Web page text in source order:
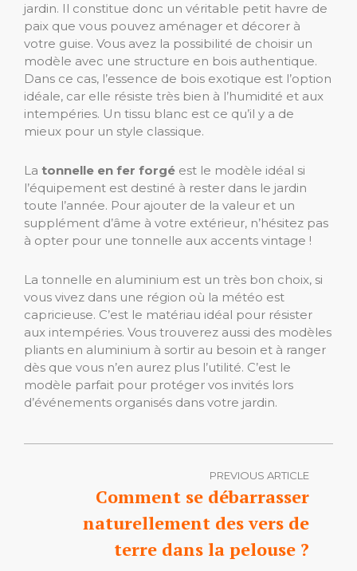
jardin. Il constitue donc un véritable petit havre de
paix que vous pouvez aménager et décorer à
votre guise. Vous avez la possibilité de choisir un
modèle avec une structure en bois authentique.
Dans ce cas, l’essence de bois exotique est l’option
idéale, car elle résiste très bien à l’humidité et aux
intempéries. Un tissu blanc est ce qu’il y a de
mieux pour un style classique.
La tonnelle en fer forgé est le modèle idéal si
l’équipement est destiné à rester dans le jardin
toute l’année. Pour ajouter de la valeur et un
supplément d’âme à votre extérieur, n’hésitez pas
à opter pour une tonnelle aux accents vintage !
La tonnelle en aluminium est un très bon choix, si
vous vivez dans une région où la météo est
capricieuse. C’est le matériau idéal pour résister
aux intempéries. Vous trouverez aussi des modèles
pliants en aluminium à sortir au besoin et à ranger
dès que vous n’en aurez plus l’utilité. C’est le
modèle parfait pour protéger vos invités lors
d’événements organisés dans votre jardin.
PREVIOUS ARTICLE
Comment se débarrasser
naturellement des vers de
terre dans la pelouse ?